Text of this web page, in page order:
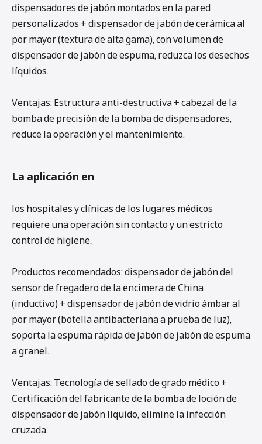
dispensadores de jabón montados en la pared
personalizados + dispensador de jabón de cerámica al
por mayor (textura de alta gama), con volumen de
dispensador de jabón de espuma, reduzca los desechos
líquidos.
Ventajas: Estructura anti-destructiva + cabezal de la
bomba de precisión de la bomba de dispensadores,
reduce la operación y el mantenimiento.
La aplicación en
los hospitales y clínicas de los lugares médicos
requiere una operación sin contacto y un estricto
control de higiene.
Productos recomendados: dispensador de jabón del
sensor de fregadero de la encimera de China
(inductivo) + dispensador de jabón de vidrio ámbar al
por mayor (botella antibacteriana a prueba de luz),
soporta la espuma rápida de jabón de jabón de espuma
a granel.
Ventajas: Tecnología de sellado de grado médico +
Certificación del fabricante de la bomba de loción de
dispensador de jabón líquido, elimine la infección
cruzada.